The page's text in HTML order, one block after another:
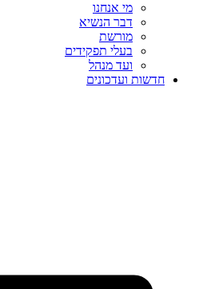
מי אנחנו
דבר הנשיא
מורשת
בעלי תפקידים
ועד מנהל
חדשות ועדכונים